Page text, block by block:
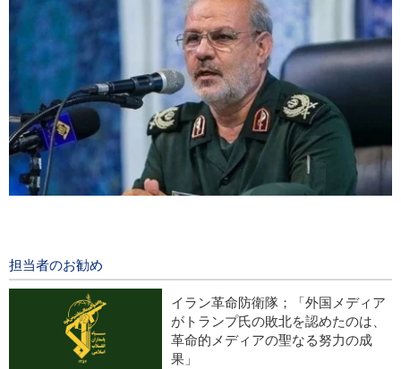
イラン国家安保評議会書記；「ホルモズ海峡の通航再開は米の
言動修正が条件」
米誌フォーリンアフェアーズ；「米国は西アジアから撤退すべ
担当者のお勧め
イラン革命防衛隊；「外国メディア
がトランプ氏の敗北を認めたのは、
革命的メディアの聖なる努力の成
果」